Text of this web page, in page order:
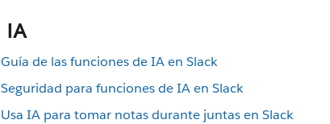
IA
Guía de las funciones de IA en Slack
Seguridad para funciones de IA en Slack
Usa IA para tomar notas durante juntas en Slack